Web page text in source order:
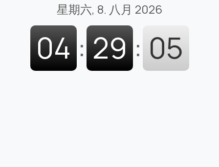
星期六, 8. 八月 2026
04 : 29 : 06